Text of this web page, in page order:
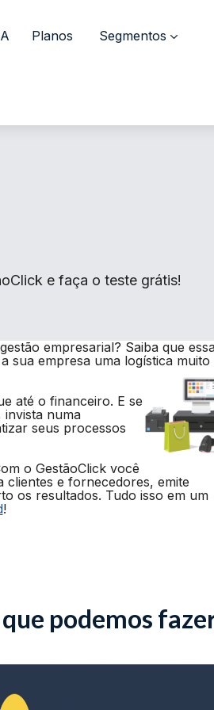
Planos Segmentos
e faça o teste grátis!
empresarial? Saiba que
sua empresa uma logística muito
até o financeiro. E se
invista numa
seus processos
o GestãoClick você
clientes e fornecedores, emite
os resultados. Tudo isso em um
!
podemos